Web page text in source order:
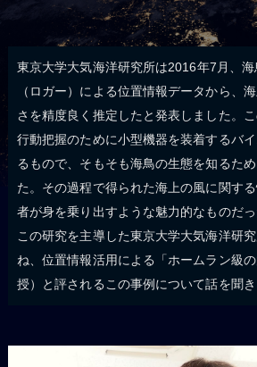
東京大学大気海洋研究所は2016年7月、
（ロガー）による位置情報データから、
さを精度良く推定したと発表しました。
行動把握のために小型機器を装着するバ
るもので、そもそも海鳥の生態を知るた
た。その過程で得られた海上の風に関す
者が身を乗り出すような魅力的なものだっ
この研究を主導した東京大学大気海洋研
ね、位置情報活用による「ホームラン級
授）と評されるこの事例について話を聞き